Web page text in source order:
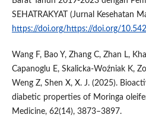
SEHATRAKYAT (Jurnal Kesehatan
https://doi.org/https://doi.org/
Wang F, Bao Y, Zhang C, Zhan L,
Capanoglu E, Skalicka-Woźniak K,
Weng Z, Shen X, X. J. (2025).
diabetic properties of Moringa
Medicine, 62(14), 3873–3897.